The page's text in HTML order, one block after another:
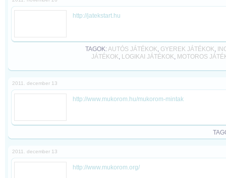
http://jatekstart.hu
TAGOK:AUTÓS JÁTÉKOK, GYEREK JÁTÉKOK,
JÁTÉKOK, LOGIKAI JÁTÉKOK, MOTOROS
2011. december 13
http://www.mukorom.hu/mukorom-mintak
2011. december 13
http://www.mukorom.org/